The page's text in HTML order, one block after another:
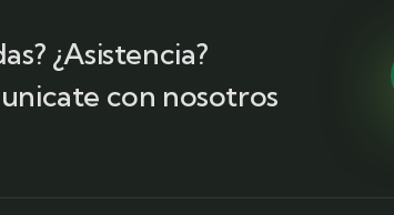
¿Asistencia?
con nosotros